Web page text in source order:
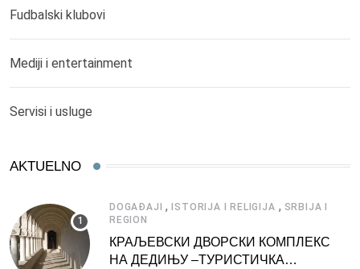
Fudbalski klubovi
Mediji i entertainment
Servisi i usluge
AKTUELNO
DOGAĐAJI ,ISTORIJA I RELIGIJA , SRBIJA I
REGION
КРАЉЕВСКИ ДВОРСКИ КОМПЛЕКС
НА ДЕДИЊУ –ТУРИСТИЧКА